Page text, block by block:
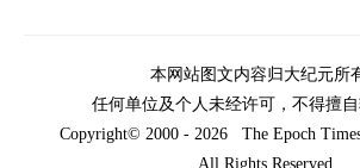
本网站图文内容归大纪元所
任何单位及个人未经许可，不得擅自
Copyright© 2000 - 2026 The Epoch
All Rights Reserved.